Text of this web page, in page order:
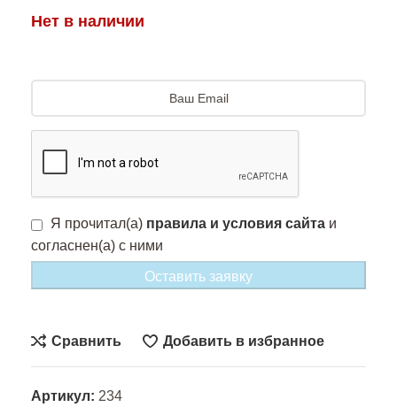
Нет в наличии
Я прочитал(а) правила и условия сайта и
согласнен(а) с ними
Оставить заявку
Сравнить Добавить в избранное
Артикул: 234